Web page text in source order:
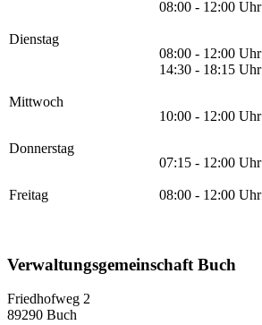
08:00 - 12:00 Uhr
Dienstag
08:00 - 12:00 Uhr
14:30 - 18:15 Uhr
Mittwoch
10:00 - 12:00 Uhr
Donnerstag
07:15 - 12:00 Uhr
Freitag 08:00 - 12:00 Uhr
Verwaltungsgemeinschaft Buch
Friedhofweg 2
89290 Buch